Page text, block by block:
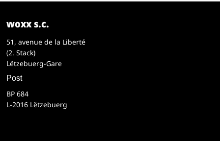
woxx s.c.
51, avenue de la Liberté
(2. Stack)
Lëtzebuerg-Gare
Post
BP 684
L-2016 Lëtzebuerg